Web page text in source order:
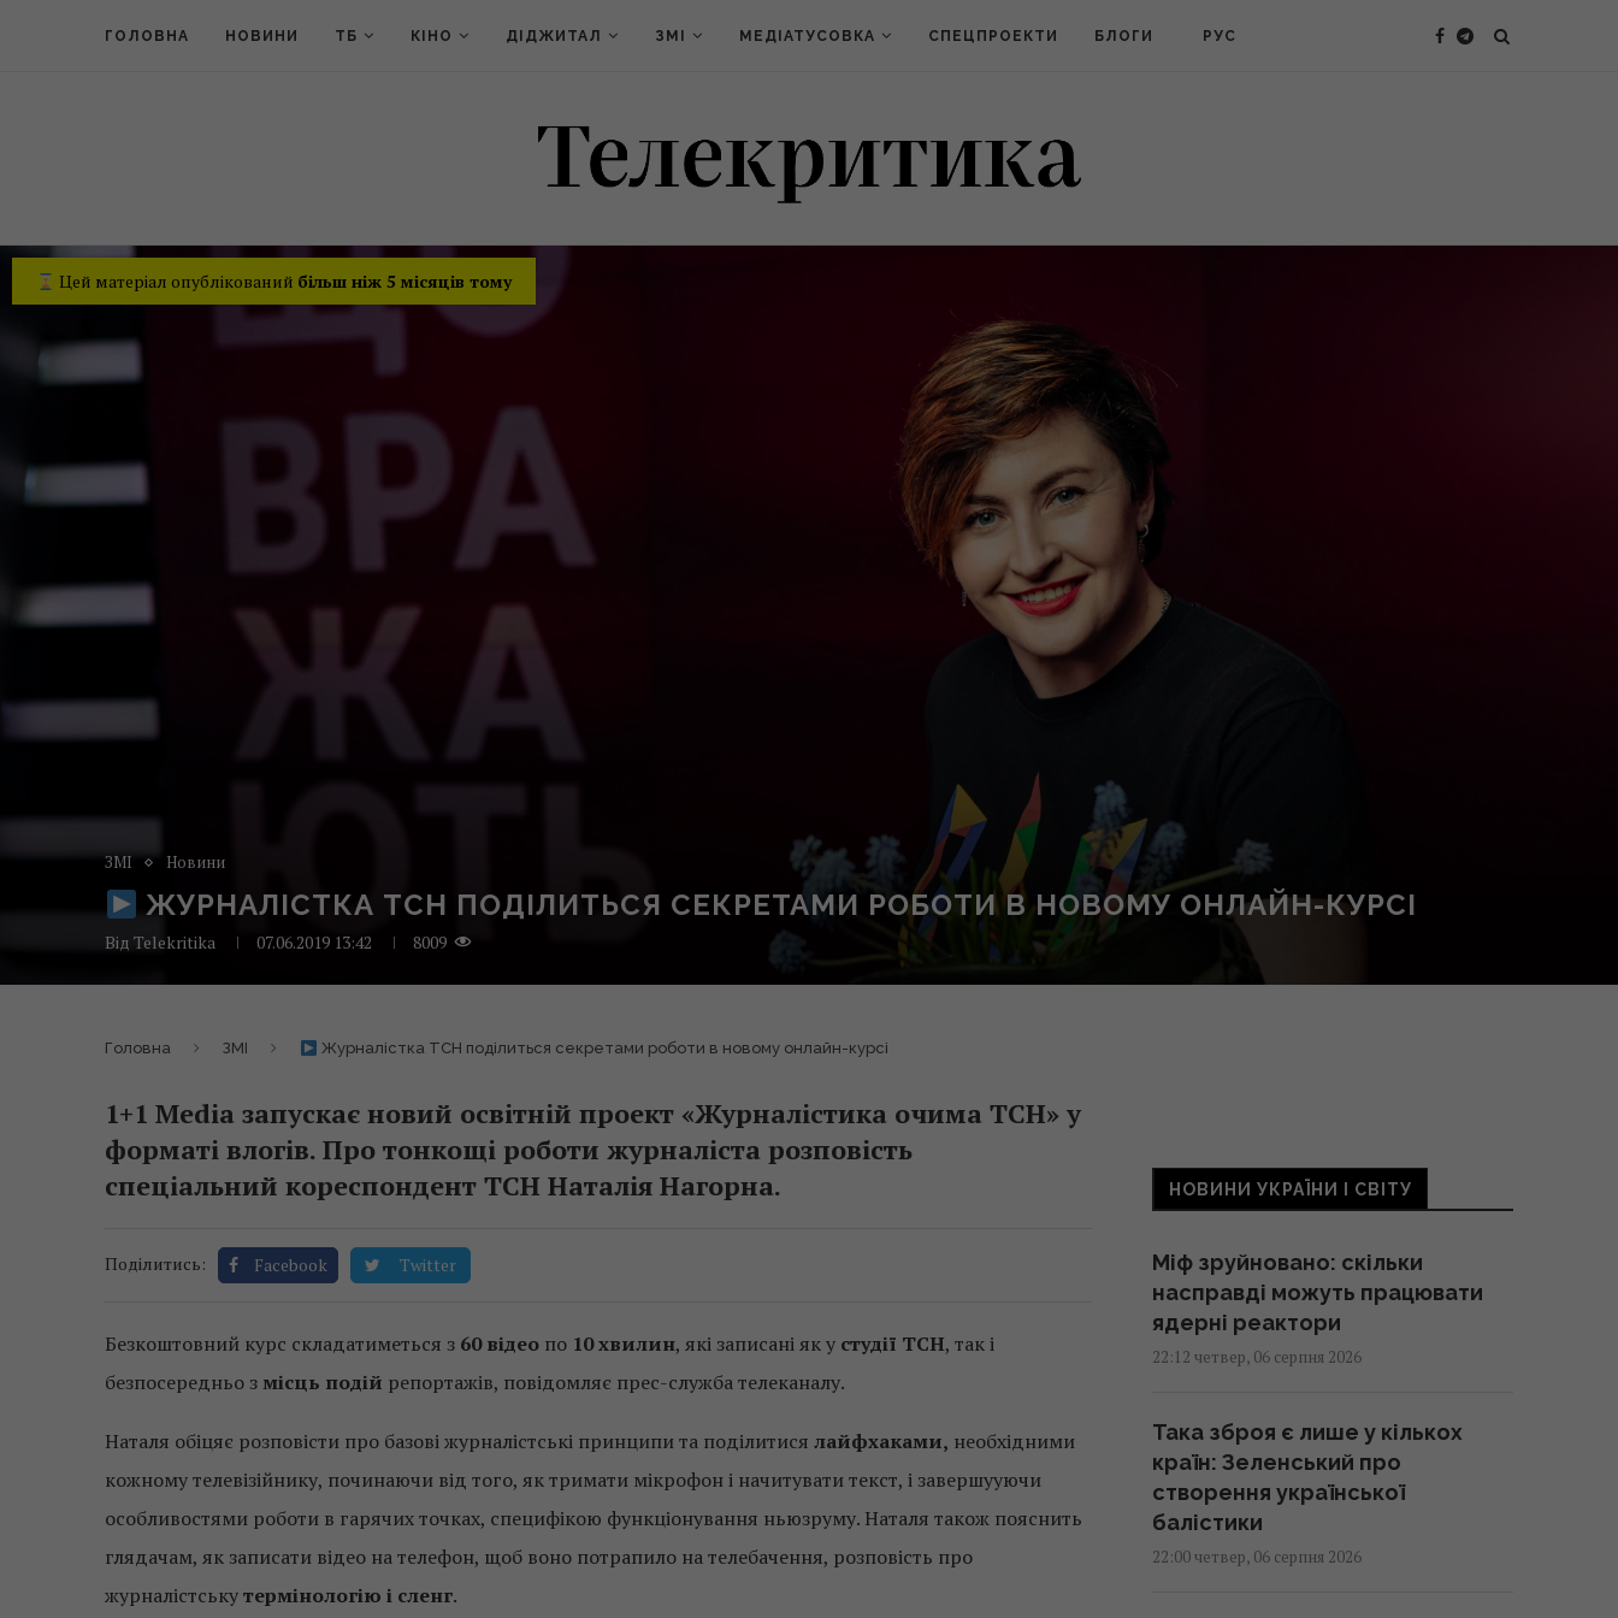
ГОЛОВНА НОВИНИ ТБ КІНО ДІДЖИТАЛ ЗМІ МЕДІАТУСОВКА СПЕЦПРОЕКТИ БЛОГИ РУС
Цей матеріал опублікований більш ніж 5 місяців тому
ЗМІ Новини
ЖУРНАЛІСТКА ТСН ПОДІЛИТЬСЯ СЕКРЕТАМИ РОБОТИ В НОВОМУ ОНЛАЙН-КУРСІ
Від Telekritika 07.06.2019 13:42 8009
Головна ЗМІ Журналістка ТСН поділиться секретами роботи в новому онлайн-курсі
1+1 Media запускає новий освітній проект «Журналістика очима ТСН» у
форматі влогів. Про тонкощі роботи журналіста розповість
спеціальний кореспондент ТСН Наталія Нагорна.
Поділитись: Facebook Twitter
Безкоштовний курс складатиметься з 60 відео по 10 хвилин, які записані як у студії ТСН, так і
безпосередньо з місць подій репортажів, повідомляє прес-служба телеканалу.
Наталя обіцяє розповісти про базові журналістські принципи та поділитися лайфхаками, необхідними
кожному телевізійнику, починаючи від того, як тримати мікрофон і начитувати текст, і завершууючи
особливостями роботи в гарячих точках, специфікою функціонування ньюзруму. Наталя також пояснить
глядачам, як записати відео на телефон, щоб воно потрапило на телебачення, розповість про
журналістськутермінологію і сленг.
НОВИНИ УКРАЇНИ І СВІТУ
Міф зруйновано: скільки
насправді можуть працювати
ядерні реактори
22:12 четвер, 06 серпня 2026
Така зброя є лише у кількох
країн: Зеленський про
створення української
балістики
22:00 четвер, 06 серпня 2026